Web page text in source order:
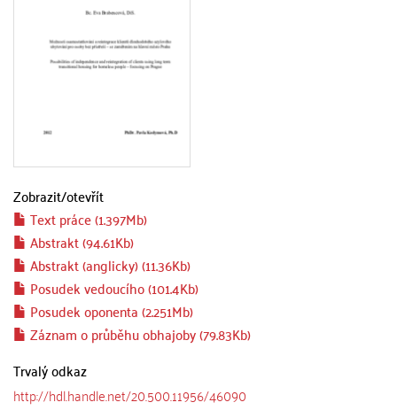
Zobrazit/otevřít
Text práce (1.397Mb)
Abstrakt (94.61Kb)
Abstrakt (anglicky) (11.36Kb)
Posudek vedoucího (101.4Kb)
Posudek oponenta (2.251Mb)
Záznam o průběhu obhajoby (79.83Kb)
Trvalý odkaz
http://hdl.handle.net/20.500.11956/46090